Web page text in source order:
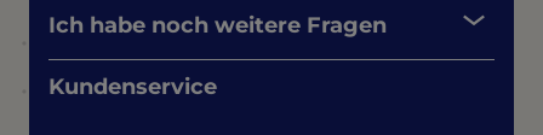
Ich habe noch weitere Fragen
Kundenservice